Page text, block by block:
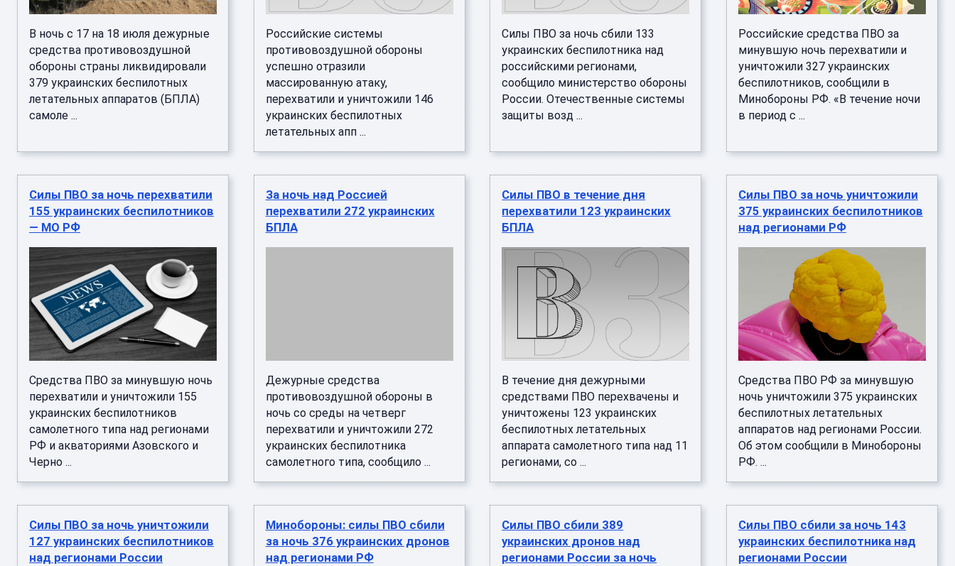
В ночь с 17 на 18 июля дежурные
средства противовоздушной
обороны страны ликвидировали
379 украинских беспилотных
летательных аппаратов (БПЛА)
самоле ...
Российские системы
противовоздушной обороны
успешно отразили
массированную атаку,
перехватили и уничтожили 146
украинских беспилотных
летательных апп ...
Силы ПВО за ночь сбили 133
украинских беспилотника над
российскими регионами,
сообщило министерство обороны
России. Отечественные системы
защиты возд ...
Российские средства ПВО за
минувшую ночь перехватили и
уничтожили 327 украинских
беспилотников, сообщили в
Минобороны РФ. «В течение ночи
в период с ...
Силы ПВО за ночь перехватили
155 украинских беспилотников
— МО РФ
Средства ПВО за минувшую ночь
перехватили и уничтожили 155
украинских беспилотников
самолетного типа над регионами
РФ и акваториями Азовского и
Черно ...
За ночь над Россией
перехватили 272 украинских
БПЛА
Дежурные средства
противовоздушной обороны в
ночь со среды на четверг
перехватили и уничтожили 272
украинских беспилотника
самолетного типа, сообщило ...
Силы ПВО в течение дня
перехватили 123 украинских
БПЛА
В течение дня дежурными
средствами ПВО перехвачены и
уничтожены 123 украинских
беспилотных летательных
аппарата самолетного типа над 11
регионами, со ...
Силы ПВО за ночь уничтожили
375 украинских беспилотников
над регионами РФ
Средства ПВО РФ за минувшую
ночь уничтожили 375 украинских
беспилотных летательных
аппаратов над регионами России.
Об этом сообщили в Минобороны
РФ. ...
Силы ПВО за ночь уничтожили
127 украинских беспилотников
над регионами России
Минобороны: силы ПВО сбили
за ночь 376 украинских дронов
над регионами РФ
Силы ПВО сбили 389
украинских дронов над
регионами России за ночь
Силы ПВО сбили за ночь 143
украинских беспилотника над
регионами России